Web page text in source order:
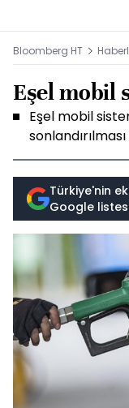
Bloomberg HT
Eşel mobil
Eşel mobil
Türkiye'nin
Google